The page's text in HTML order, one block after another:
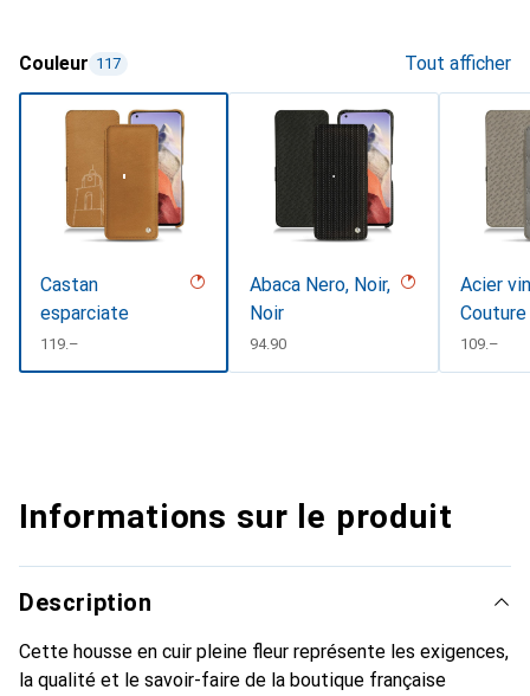
Couleur 117 Tout afficher
Castan
esparciate
CHF
119.–
Abaca Nero, Noir,
Noir
CHF
94.90
Acier
Couture
CHF
109.–
Informations sur le produit
Description
Cette housse en cuir pleine fleur représente les exigences,
la qualité et le savoir-faire de la boutique française